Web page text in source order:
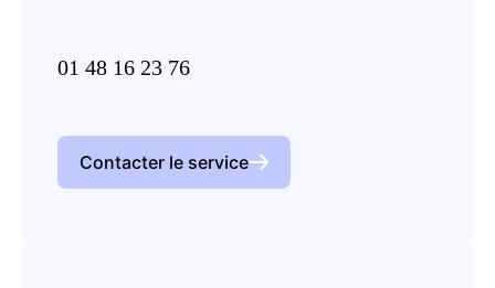
01 48 16 23 76
Contacter le service